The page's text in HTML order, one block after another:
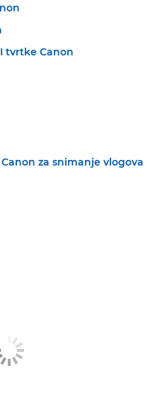
tvrtke Canon
za snimanje vlogova